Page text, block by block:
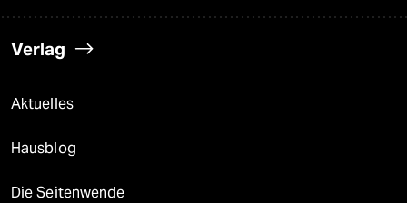
Verlag
Aktuelles
Hausblog
Die Seitenwende